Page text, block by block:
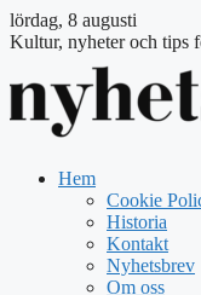
lördag, 8 augusti
Kultur, nyheter och tips
Hem
Cookie
Historia
Kontakt
Nyhetsbrev
Om oss